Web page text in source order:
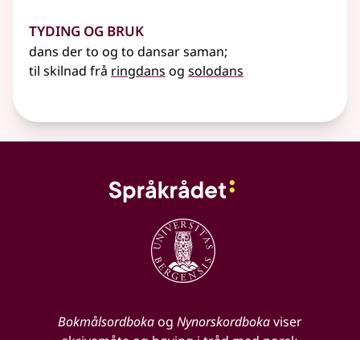
Tyding og bruk
dans der to og to dansar saman;
til skilnad frå ringdans og solodans
Bokmålsordbokaog Nynorskordbokaviser